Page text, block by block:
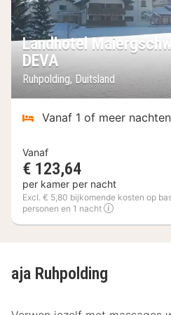
Landhotel
DEVA
Ruhpolding, Duitsland
Vanaf 1 of meer nachten
Vanaf
€ 123,64
per kamer per nacht
Excl. € 5,80 bijkomende kosten op
personen en 1 nacht
aja Ruhpolding